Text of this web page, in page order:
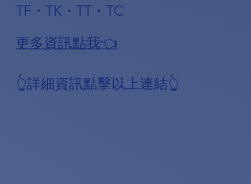
TF・TK・TT・TC
更多資訊點我👈
👆詳細資訊點擊以上連結👆